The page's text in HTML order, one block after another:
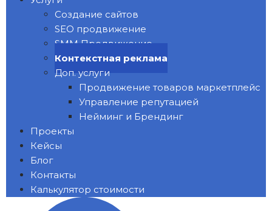
Создание сайтов
SEO продвижение
SMM Продвижение
Контекстная реклама
Доп. услуги
Продвижение товаров маркетплейс
Управление репутацией
Нейминг и Брендинг
Проекты
Кейсы
Блог
Контакты
Калькулятор стоимости